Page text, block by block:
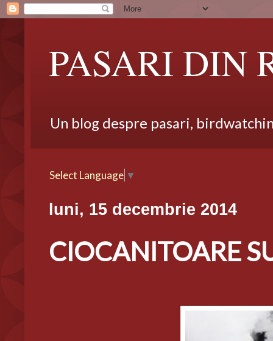
PASARI DIN
Un blog despre pasari,
Select Language ▼
luni, 15 decembrie 2014
CIOCANITOARE